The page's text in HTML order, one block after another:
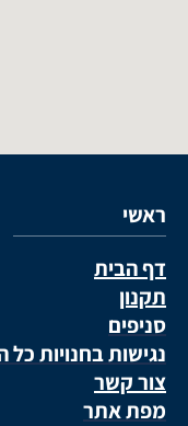
ראשי
דף הבית
תקנון
סניפים
נגישות בחנויות
צור קשר
מפת אתר